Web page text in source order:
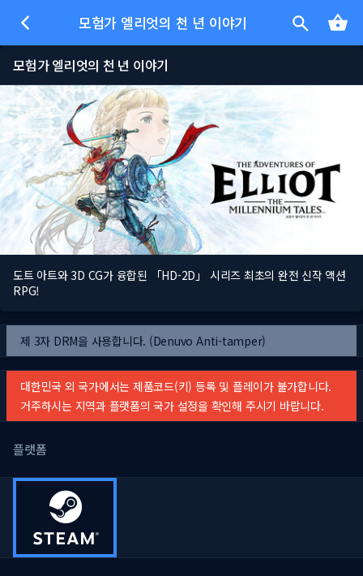
모험가 엘리엇의 천 년 이야기
모험가 엘리엇의 천 년 이야기
도트 아트와 3D CG가 융합된 「HD-2D」 시리즈 최초의 완전 신작 액션
RPG!
제 3자 DRM을 사용합니다. (Denuvo Anti-tamper)
대한민국 외 국가에서는 제품코드(키) 등록 및 플레이가 불가합니다.
거주하시는 지역과 플랫폼의 국가 설정을 확인해 주시기 바랍니다.
플랫폼